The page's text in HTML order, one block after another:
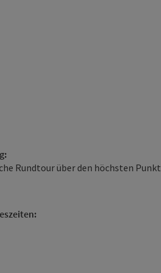
Rundtour über den höchsten